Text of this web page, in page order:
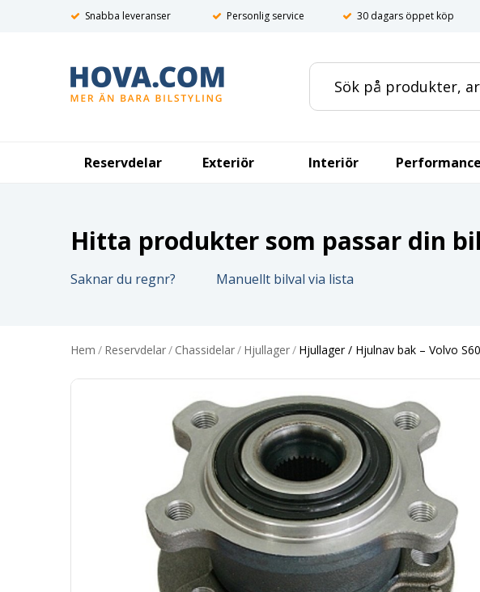
Snabba leveranser Personlig service 30 dagars öppet köp
Reservdelar Exteriör Interiör Performance
Hitta produkter som passar din bil
Saknar du regnr? Manuellt bilval via lista
Hem / Reservdelar/ Chassidelar/ Hjullager/ Hjullager / Hjulnav bak – Volvo